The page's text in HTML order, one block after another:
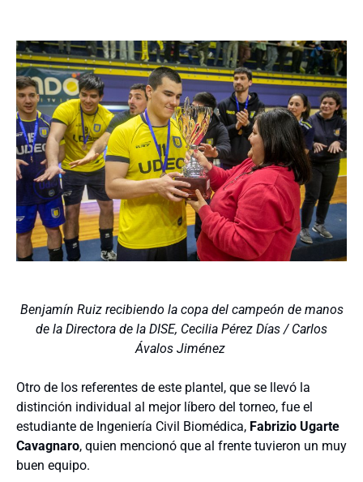
Benjamín Ruiz recibiendo la copa del campeón de manos
de la Directora de la DISE, Cecilia Pérez Días / Carlos
Ávalos Jiménez
Otro de los referentes de este plantel, que se llevó la
distinción individual al mejor líbero del torneo, fue el
estudiante de Ingeniería Civil Biomédica, Fabrizio Ugarte
Cavagnaro, quien mencionó que al frente tuvieron un muy
buen equipo.